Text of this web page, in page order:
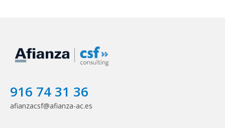
916 74 31 36
afianzacsf@afianza-ac.es